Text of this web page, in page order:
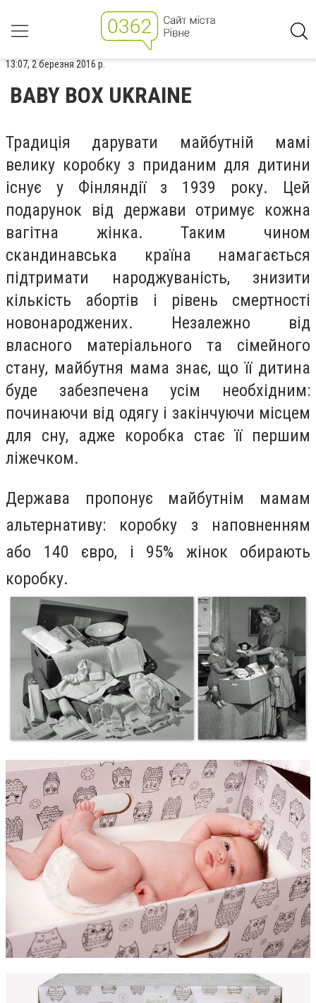
13:07, 2 березня 2016 р.
BABY BOX UKRAINE
Традиція дарувати майбутній мамі
велику коробку з приданим для дитини
існує у Фінляндії з 1939 року. Цей
подарунок від держави отримує кожна
вагітна жінка. Таким чином
скандинавська країна намагається
підтримати народжуваність, знизити
кількість абортів і рівень смертності
новонароджених. Незалежно від
власного матеріального та сімейного
стану, майбутня мама знає, що її дитина
буде забезпечена усім необхідним:
починаючи від одягу і закінчуючи місцем
для сну, адже коробка стає її першим
ліжечком.
Держава пропонує майбутнім мамам
альтернативу: коробку з наповненням
або 140 євро, і 95% жінок обирають
коробку.